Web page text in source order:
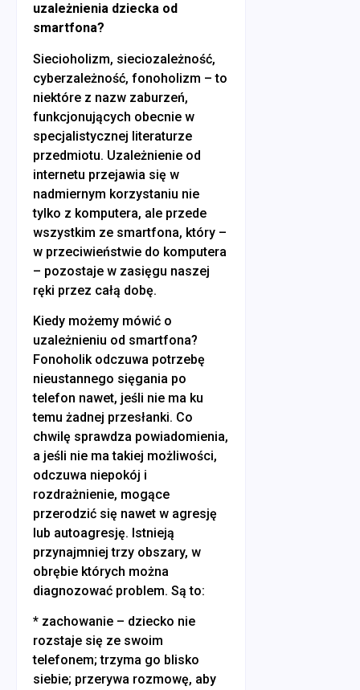
uzależnienia dziecka od
smartfona?
Siecioholizm, sieciozależność,
cyberzależność, fonoholizm – to
niektóre z nazw zaburzeń,
funkcjonujących obecnie w
specjalistycznej literaturze
przedmiotu. Uzależnienie od
internetu przejawia się w
nadmiernym korzystaniu nie
tylko z komputera, ale przede
wszystkim ze smartfona, który –
w przeciwieństwie do komputera
– pozostaje w zasięgu naszej
ręki przez całą dobę.
Kiedy możemy mówić o
uzależnieniu od smartfona?
Fonoholik odczuwa potrzebę
nieustannego sięgania po
telefon nawet, jeśli nie ma ku
temu żadnej przesłanki. Co
chwilę sprawdza powiadomienia,
a jeśli nie ma takiej możliwości,
odczuwa niepokój i
rozdrażnienie, mogące
przerodzić się nawet w agresję
lub autoagresję. Istnieją
przynajmniej trzy obszary, w
obrębie których można
diagnozować problem. Są to:
* zachowanie – dziecko nie
rozstaje się ze swoim
telefonem; trzyma go blisko
siebie; przerywa rozmowę, aby